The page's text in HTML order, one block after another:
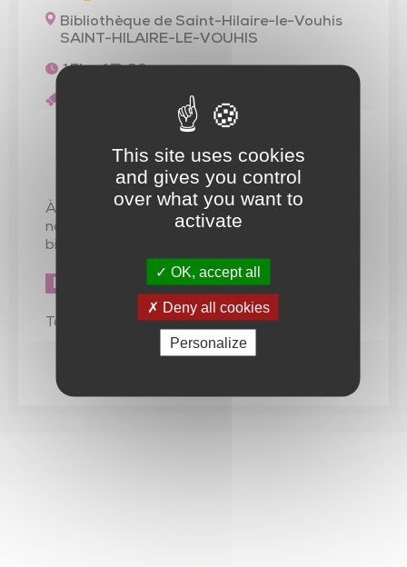
Bibliothèque de Saint-Hilaire-le-Vouhis
SAINT-HILAIRE-LE-VOUHIS
15h - 17h30
Jeu
À l’occasion des « Nuits de la lecture », venez
nombreux à l’animation proposée par la
bibliothèque de Saint-Hilaire-le-Vouhis
Retro gaming
Tout public, accès libre
This site uses cookies
and gives you control
over what you want to
activate
OK, accept all
Deny all cookies
Personalize